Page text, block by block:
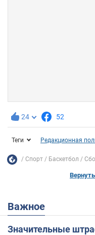
24 52
Теги Редакционная
Спорт Баскетбол
Важное
Значительные